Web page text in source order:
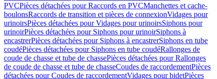
PVCPièces détachées pour Raccords en PVCManchettes et cache-
boulonsRaccords de transition et pièces de connexionVidages pour
urinoirsPièces détachées pour Vidages pour urinoirsSiphons pour
urinoirPièces détachées pour Siphons pour urinoirSiphons à
encastrerPièces détachées pour Siphons à encastrerSiphons en tube
coudéPièces détachées pour Siphons en tube coudéRallonges de
coude de chasse et tube de chassePièces détachées pour Rallonges
de coude de chasse et tube de chasseCoudes de raccordementPièces
détachées pour Coudes de raccordementVidages pour bidetPièces